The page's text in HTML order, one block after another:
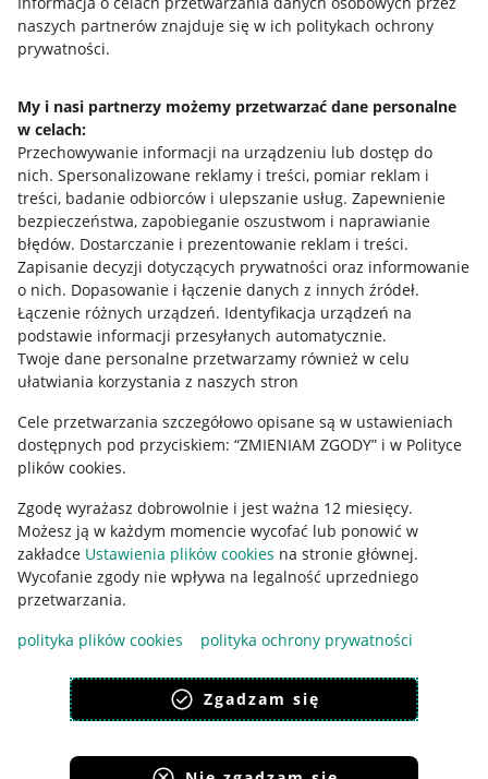
naszych partnerów znajduje się w ich politykach ochrony
prywatności.
My i nasi partnerzy możemy przetwarzać dane personalne
w celach:
Przechowywanie informacji na urządzeniu lub dostęp do
nich. Spersonalizowane reklamy i treści, pomiar reklam i
treści, badanie odbiorców i ulepszanie usług. Zapewnienie
bezpieczeństwa, zapobieganie oszustwom i naprawianie
błędów. Dostarczanie i prezentowanie reklam i treści.
Zapisanie decyzji dotyczących prywatności oraz informowanie
o nich. Dopasowanie i łączenie danych z innych źródeł.
Łączenie różnych urządzeń. Identyfikacja urządzeń na
podstawie informacji przesyłanych automatycznie.
Twoje dane personalne przetwarzamy również w celu
ułatwiania korzystania z naszych stron
Cele przetwarzania szczegółowo opisane są w ustawieniach
dostępnych pod przyciskiem: “ZMIENIAM ZGODY” i w Polityce
plików cookies.
Zgodę wyrażasz dobrowolnie i jest ważna 12 miesięcy.
Możesz ją w każdym momencie wycofać lub ponowić w
zakładce Ustawienia plików cookies na stronie głównej.
Wycofanie zgody nie wpływa na legalność uprzedniego
przetwarzania.
polityka plików cookies
polityka ochrony prywatności
Zgadzam się
Jak to działa
Allegro Gadane dla sprzedających
Allegro Gadane dla kupujących
Mapa miejscowości
Informacje prawne
Regulamin
Polityka plików "cookies"
Ustawienia plików "cookies"
Udostępnianie lokalizacji
Informacje dla Aktu o Usługach Cyfrowych
Pobierz aplikację